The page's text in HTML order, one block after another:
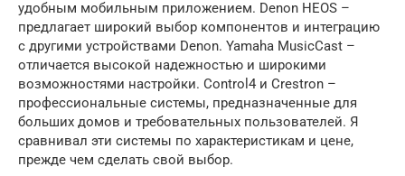
удобным мобильным приложением. Denon HEOS –
предлагает широкий выбор компонентов и интеграцию
с другими устройствами Denon. Yamaha MusicCast –
отличается высокой надежностью и широкими
возможностями настройки. Control4 и Crestron –
профессиональные системы, предназначенные для
больших домов и требовательных пользователей. Я
сравнивал эти системы по характеристикам и цене,
прежде чем сделать свой выбор.